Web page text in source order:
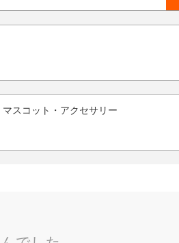
スコット・アクセサリー